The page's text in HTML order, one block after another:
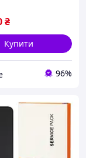
₴
Купити
96%